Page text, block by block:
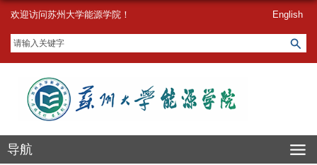
欢迎访问苏州大学能源学院！ English
导航